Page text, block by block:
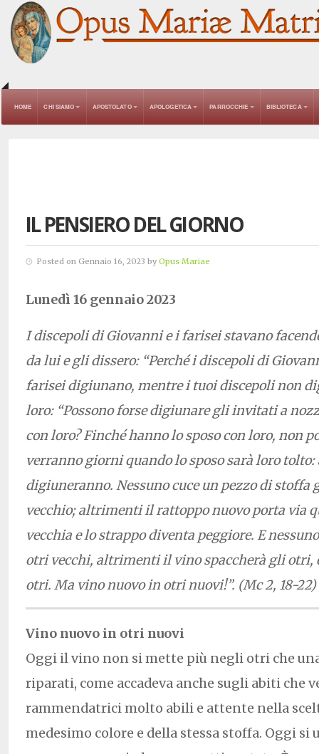
HOME CHI SIAMO APOSTOLATO APOLOGETICA PARROCCHIE BIBLIOTECA
IL PENSIERO DEL GIORNO
Posted on Gennaio 16, 2023 by Opus Mariae
Lunedì 16 gennaio 2023
I discepoli di Giovanni e i farisei stavano
da lui e gli dissero: “Perché i discepoli di
farisei digiunano, mentre i tuoi discepoli non
loro: “Possono forse digiunare gli invitati a
con loro? Finché hanno lo sposo con loro, non
verranno giorni quando lo sposo sarà loro
digiuneranno. Nessuno cuce un pezzo di stoffa
vecchio; altrimenti il rattoppo nuovo porta via
vecchia e lo strappo diventa peggiore. E
otri vecchi, altrimenti il vino spaccherà gli otri,
otri. Ma vino nuovo in otri nuovi!”. (Mc 2, 18-22)
Vino nuovo in otri nuovi
Oggi il vino non si mette più negli otri che
riparati, come accadeva anche sugli abiti che
rammendatrici molto abili e attente nella
medesimo colore e della stessa stoffa. Oggi si